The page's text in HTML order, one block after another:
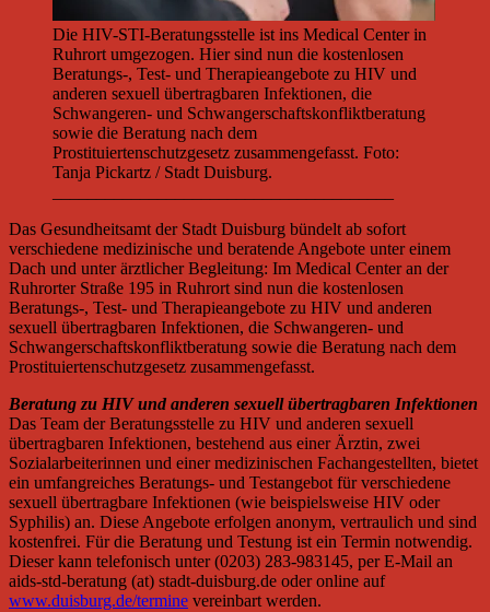
Die HIV-STI-Beratungsstelle ist ins Medical Center in
Ruhrort umgezogen. Hier sind nun die kostenlosen
Beratungs-, Test- und Therapieangebote zu HIV und
anderen sexuell übertragbaren Infektionen, die
Schwangeren- und Schwangerschaftskonfliktberatung
sowie die Beratung nach dem
Prostituiertenschutzgesetz zusammengefasst. Foto:
Tanja Pickartz / Stadt Duisburg.
Das Gesundheitsamt der Stadt Duisburg bündelt ab sofort
verschiedene medizinische und beratende Angebote unter einem
Dach und unter ärztlicher Begleitung: Im Medical Center an der
Ruhrorter Straße 195 in Ruhrort sind nun die kostenlosen
Beratungs-, Test- und Therapieangebote zu HIV und anderen
sexuell übertragbaren Infektionen, die Schwangeren- und
Schwangerschaftskonfliktberatung sowie die Beratung nach dem
Prostituiertenschutzgesetz zusammengefasst.
Beratung zu HIV und anderen sexuell übertragbaren Infektionen
Das Team der Beratungsstelle zu HIV und anderen sexuell
übertragbaren Infektionen, bestehend aus einer Ärztin, zwei
Sozialarbeiterinnen und einer medizinischen Fachangestellten, bietet
ein umfangreiches Beratungs- und Testangebot für verschiedene
sexuell übertragbare Infektionen (wie beispielsweise HIV oder
Syphilis) an. Diese Angebote erfolgen anonym, vertraulich und sind
kostenfrei. Für die Beratung und Testung ist ein Termin notwendig.
Dieser kann telefonisch unter (0203) 283-983145, per E-Mail an
aids-std-beratung (at) stadt-duisburg.de oder online auf
www.duisburg.de/termine vereinbart werden.